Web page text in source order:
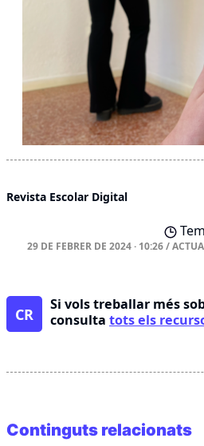
Revista Escolar Digital
29 DE FEBRER DE 2024 · 10:26/
CR
Si vols treballar més
consulta tots els
Continguts relacionats